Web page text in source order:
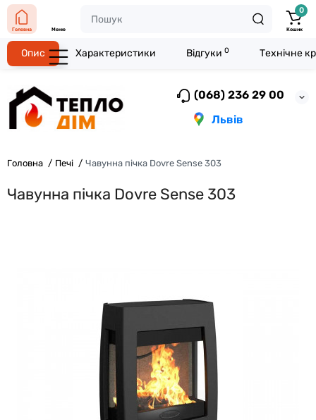
(068) 236 29 00
Львів
Головна Меню
0
Кошик
Головна Печі Чавунна пічка Dovre Sense 303
Чавунна пічка Dovre Sense 303
Опис Характеристики Відгуки 0 Технічне